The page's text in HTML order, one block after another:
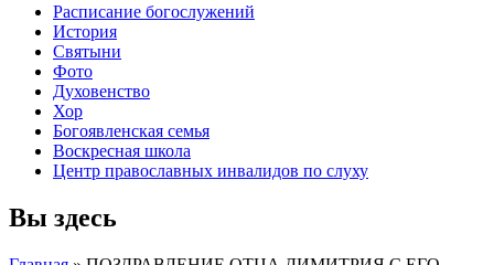
Расписание богослужений
История
Святыни
Фото
Духовенство
Хор
Богоявленская семья
Воскресная школа
Центр православных инвалидов по слуху
Вы здесь